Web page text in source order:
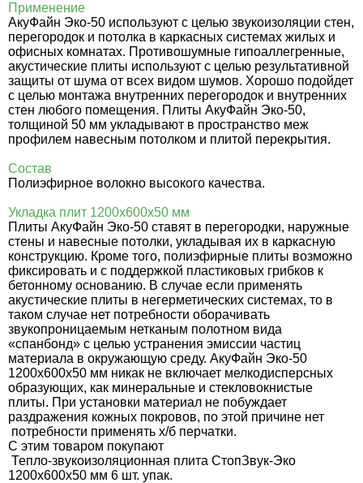
Применение
АкуФайн Эко-50 используют с целью звукоизоляции стен,
перегородок и потолка в каркасных системах жилых и
офисных комнатах. Противошумные гипоаллегренные,
акустические плиты используют с целью результативной
защиты от шума от всех видом шумов. Хорошо подойдет
с целью монтажа внутренних перегородок и внутренних
стен любого помещения. Плиты АкуФайн Эко-50,
толщиной 50 мм укладывают в пространство меж
профилем навесным потолком и плитой перекрытия.
Состав
Полиэфирное волокно высокого качества.
Укладка плит 1200х600х50 мм
Плиты АкуФайн Эко-50 ставят в перегородки, наружные
стены и навесные потолки, укладывая их в каркасную
конструкцию. Кроме того, полиэфирные плиты возможно
фиксировать и с поддержкой пластиковых грибков к
бетонному основанию. В случае если применять
акустические плиты в негерметических системах, то в
таком случае нет потребности оборачивать
звукопроницаемым нетканым полотном вида
«спанбонд» с целью устранения эмиссии частиц
материала в окружающую среду. АкуФайн Эко-50
1200х600х50 мм никак не включает мелкодисперсных
образующих, как минеральные и стекловокнистые
плиты. При установки материал не побуждает
раздражения кожных покровов, по этой причине нет
потребности применять х/б перчатки.
C этим товаром покупают
Тепло-звукоизоляционная плита СтопЗвук-Эко
1200х600х50 мм 6 шт. упак.